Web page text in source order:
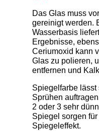
Das Glas muss
gereinigt werden.
Wasserbasis
Ergebnisse,
Ceriumoxid kann
Glas zu polieren,
entfernen und
Spiegelfarbe lässt
Sprühen
2 oder 3 sehr
Spiegel sorgen
Spiegeleffekt.